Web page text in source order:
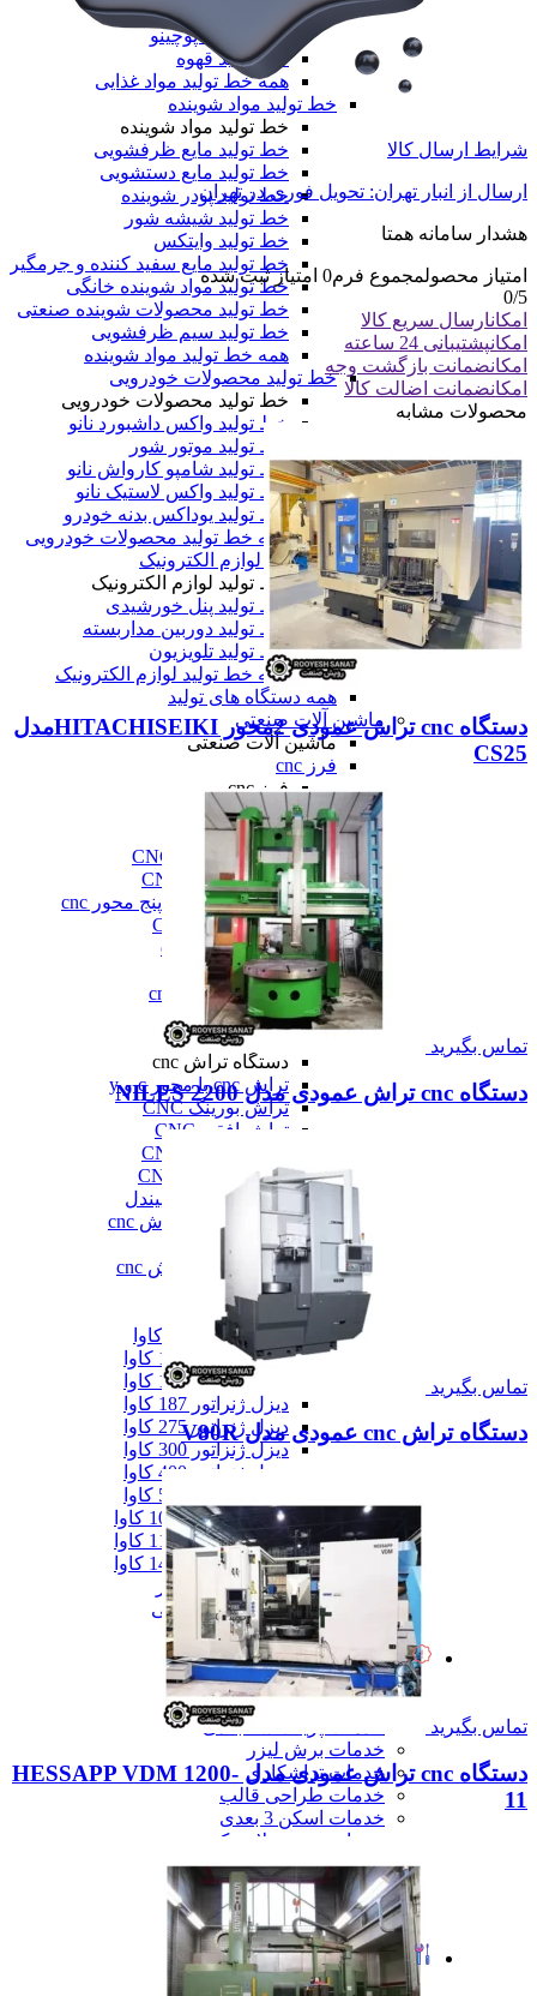
خط تولید کافی میکس
خط تولید کاپوچینو
خط تولید قهوه
همه خط تولید مواد غذایی
خط تولید مواد شوینده
خط تولید مواد شوینده
خط تولید مایع ظرفشویی
خط تولید مایع دستشویی
خط تولید پودر شوینده
خط تولید شیشه شور
خط تولید وایتکس
خط تولید مایع سفید کننده و جرمگیر
خط تولید مواد شوینده خانگی
خط تولید محصولات شوینده صنعتی
خط تولید سیم ظرفشویی
همه خط تولید مواد شوینده
خط تولید محصولات خودرویی
خط تولید محصولات خودرویی
خط تولید واکس داشبورد نانو
خط تولید موتور شور
خط تولید شامپو کارواش نانو
خط تولید واکس لاستیک نانو
خط تولید یوداکس بدنه خودرو
همه خط تولید محصولات خودرویی
خط تولید لوازم الکترونیک
خط تولید لوازم الکترونیک
خط تولید پنل خورشیدی
خط تولید دوربین مداربسته
خط تولید تلویزیون
همه خط تولید لوازم الکترونیک
همه دستگاه های تولید
ماشین آلات صنعتی
ماشین آلات صنعتی
فرز cnc
فرز cnc
فرز افقی CNC
فرز بورینگ cnc
فرز دروازه ای CNC
فرز دنده زنی CNC
فرز سه، چهار و پنج محور cnc
فرز عمودی CNC
فرز معمولی cnc
فرز میل ترن
فرز مینیاتوری cnc
همه فرز cnc
دستگاه تراش cnc
دستگاه تراش cnc
تراش cnc با محور c و y
تراش بورینگ CNC
تراش افقی CNC
تراش عمودی CNC
تراش مولتی اسپیندل
دستگاه طول تراش cnc
سری تراش cnc
همه دستگاه تراش cnc
دیزل ژنراتور
دیزل ژنراتور
دیزل ژنراتور 62 کاوا
دیزل ژنزاتور 100 کاوا
دیزل ژنراتور 125 کاوا
دیزل ژنراتور 187 کاوا
دیزل ژنزاتور 275 کاوا
دیزل ژنزاتور 300 کاوا
دیزل ژنزاتور 400 کاوا
دیزل ژنزاتور 1000 کاوا
دیزل ژنزاتور 1100 کاوا
دیزل ژنزاتور 1400 کاوا
همه دیزل ژنراتور
همه ماشین آلات صنعتی
همه محصولات
خدمات
خدمات
خدمات CNC
خدمات پرینت سه بعدی
خدمات برش لیزر
خدمات تراشکاری
خدمات طراحی قالب
خدمات اسکن 3 بعدی
خدمات تزریق پلاستیک
خدمات فرزکاری
خدمات واترجت
خدمات خم کاری
همه خدمات
تعمیرات
تعمیرات
شرایط ارسال کالا
ارسال از انبار تهران: تحویل فوری در تهران
هشدار سامانه همتا
امتیاز محصولمجموع فرم0 امتیاز ثبت شده
0/5
امکانارسال سریع کالا
امکانپشتیبانی 24 ساعته
امکانضمانت بازگشت وجه
امکانضمانت اضالت کالا
محصولات مشابه
دستگاه cnc تراش عمودی 2محور HITACHISEIKIمدل
CS25
تماس بگیرید
دستگاه cnc تراش عمودی مدل NILES 2200
تماس بگیرید
دستگاه تراش cnc عمودی مدل V80R
تماس بگیرید
دستگاه cnc تراش عمودی مدل HESSAPP VDM 1200-
11